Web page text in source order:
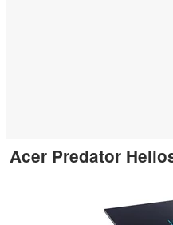
Acer Predator